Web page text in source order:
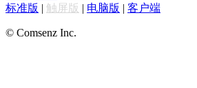
标准版 | 触屏版 | 电脑版 | 客户端
© Comsenz Inc.